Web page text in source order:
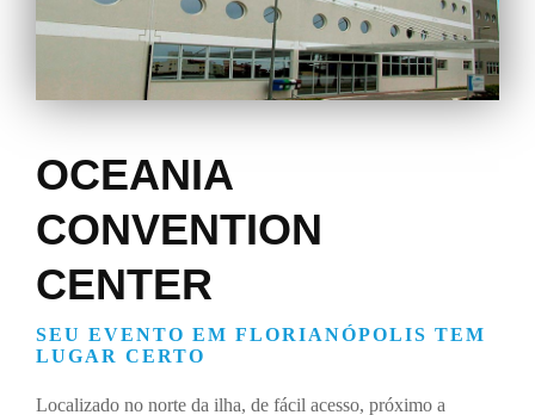
OCEANIA
CONVENTION
CENTER
SEU EVENTO EM FLORIANÓPOLIS TEM
LUGAR CERTO
Localizado no norte da ilha, de fácil acesso, próximo a